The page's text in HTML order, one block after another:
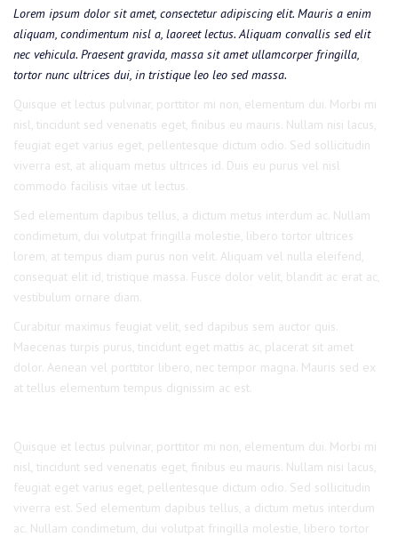
Lorem ipsum dolor sit amet, consectetur adipiscing elit. Mauris a enim
aliquam, condimentum nisl a, laoreet lectus. Aliquam convallis sed elit
nec vehicula. Praesent gravida, massa sit amet ullamcorper fringilla,
tortor nunc ultrices dui, in tristique leo leo sed massa.
Quisque et lectus pulvinar, porttitor mi non, elementum dui. Morbi mi
nisl, tincidunt sed venenatis eget, finibus eu mauris. Nullam nisi lacus,
feugiat eget varius eget, pellentesque dictum odio. Sed sollicitudin
viverra est, at aliquam metus ultrices id. Duis eu purus vel nisl
commodo facilisis vitae ut lectus.
Sed elementum dapibus tellus, a dictum metus interdum ac. Nullam
condimetum, dui volutpat fringilla molestie, libero tortor ultrices
lorem, at tempus diam purus non velit. Aliquam vel nulla eleifend,
consequat elit id, tristique massa. Fusce dolor velit, blandit ac erat ac,
vestibulum ornare diam.
Curabitur maximus feugiat velit, sed dapibus sem auctor quis.
Maecenas turpis purus, tincidunt eget mattis ac, placerat sit amet
dolor. Aenean vel porttitor libero, nec tempor magna. Mauris sed ex
at tellus elementum tempus dignissim ac est.
Quisque et lectus pulvinar, porttitor mi non, elementum dui. Morbi mi
nisl, tincidunt sed venenatis eget, finibus eu mauris. Nullam nisi lacus,
feugiat eget varius eget, pellentesque dictum odio. Sed sollicitudin
viverra est. Sed elementum dapibus tellus, a dictum metus interdum
ac. Nullam condimetum, dui volutpat fringilla molestie, libero tortor